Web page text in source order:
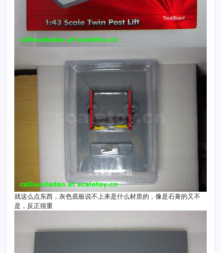
就这么点东西，灰色底板说不上来是什么材质的，像是石膏的又不
是，反正很重